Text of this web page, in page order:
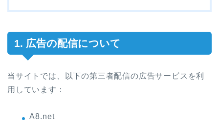
1. 広告の配信について
当サイトでは、以下の第三者配信の広告サービスを利
用しています：
A8.net